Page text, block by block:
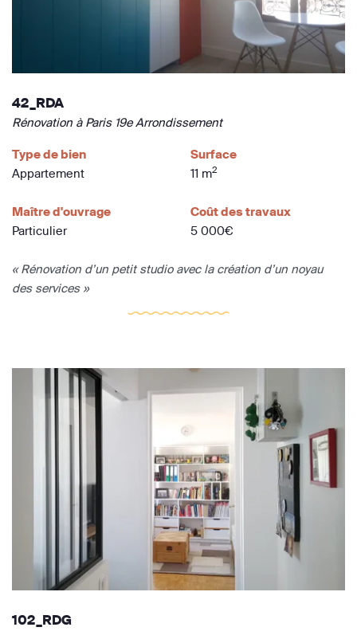
42_RDA
Rénovation à Paris 19e Arrondissement
Type de bien
Appartement
Surface
11 m2
Maître d'ouvrage
Particulier
Coût des travaux
5 000€
« Rénovation d’un petit studio avec la création d’un noyau
des services »
102_RDG